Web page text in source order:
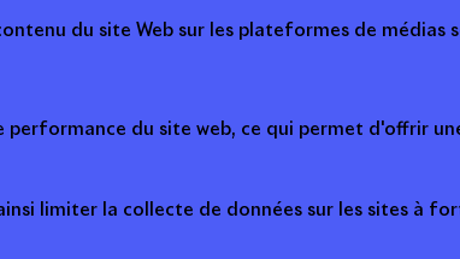
du site Web sur les plateformes de médias
du site web, ce qui permet d'offrir
limiter la collecte de données sur les sites à